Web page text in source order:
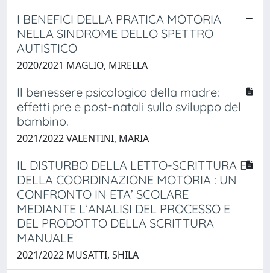
I BENEFICI DELLA PRATICA MOTORIA
NELLA SINDROME DELLO SPETTRO
AUTISTICO
2020/2021 MAGLIO, MIRELLA
Il benessere psicologico della madre:
effetti pre e post-natali sullo sviluppo del
bambino.
2021/2022 VALENTINI, MARIA
IL DISTURBO DELLA LETTO-SCRITTURA E
DELLA COORDINAZIONE MOTORIA : UN
CONFRONTO IN ETA’ SCOLARE
MEDIANTE L’ANALISI DEL PROCESSO E
DEL PRODOTTO DELLA SCRITTURA
MANUALE
2021/2022 MUSATTI, SHILA